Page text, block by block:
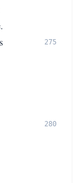
275
280